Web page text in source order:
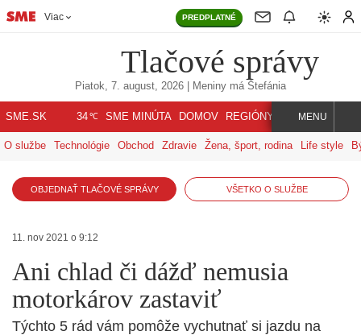
Viac PREDPLATNÉ
Tlačové správy
Piatok, 7. august, 2026 | Meniny má Štefánia
SME.SK 34℃ SME MINÚTA DOMOV REGIÓNY INDEX SVET
MENU
O službe Technológie Obchod Zdravie Žena, šport, rodina Life style
OBJEDNAŤ TLAČOVÉ SPRÁVY VŠETKO O SLUŽBE
11. nov 2021 o 9:12
Ani chlad či dážď nemusia
motorkárov zastaviť
Týchto 5 rád vám pomôže vychutnať si jazdu na